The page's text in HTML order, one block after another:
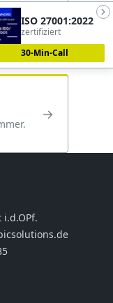
→
→
ISO 27001:2022
zertifiziert
30-Min-Call